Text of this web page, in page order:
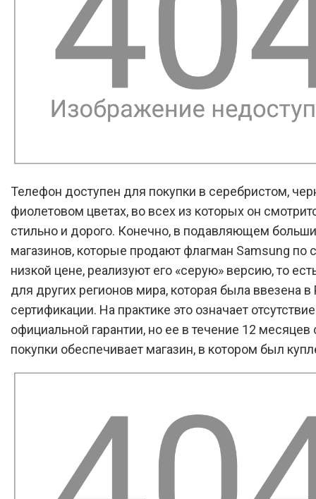
Телефон доступен для покупки в серебристом,
фиолетовом цветах, во всех из которых он
стильно и дорого. Конечно, в подавляющем
магазинов, которые продают флагман Samsung по
низкой цене, реализуют его «серую» версию, то
для других регионов мира, которая была ввезена
сертификации. На практике это означает отсутствие
официальной гарантии, но ее в течение 12
покупки обеспечивает магазин, в котором был